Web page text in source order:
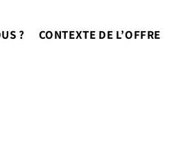
? CONTEXTE DE L’OFFRE